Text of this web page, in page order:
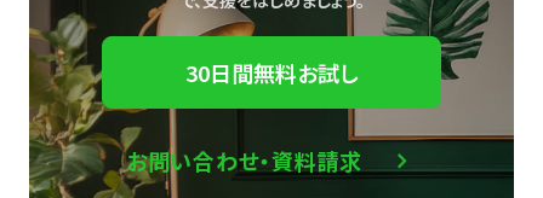
30日間無料お試し
お問い合わせ・資料請求